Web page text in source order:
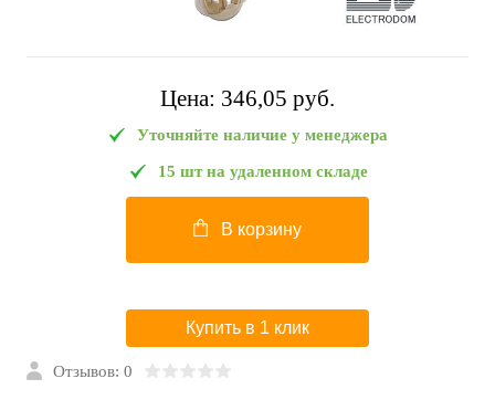
Цена: 346,05 pуб.
Уточняйте наличие у менеджера
15 шт на удаленном складе
В корзину
Купить в 1 клик
Отзывов: 0